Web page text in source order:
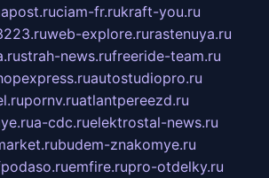
ciam-fr.rukraft-you.ru
web-explore.rurastenuya.ru
strah-news.rufreeride-team.ru
autostudiopro.ru
pornv.ruatlantpereezd.ru
a-cdc.ruelektrostal-news.ru
budem-znakomye.ru
emfire.rupro-otdelky.ru